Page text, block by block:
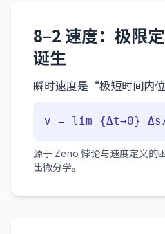
8–2 速度：极限
诞生
瞬时速度是“极短时间内
v = lim_{Δt→0}
源于 Zeno 悖论与速度定义的
出微分学。